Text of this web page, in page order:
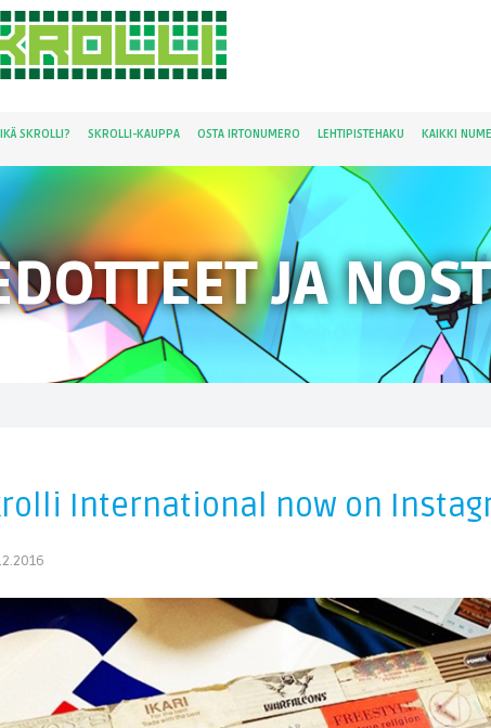
SKROLLI? SKROLLI-KAUPPA OSTA IRTONUMERO LEHTIPISTEHAKU KAIKKI
JA
International now on